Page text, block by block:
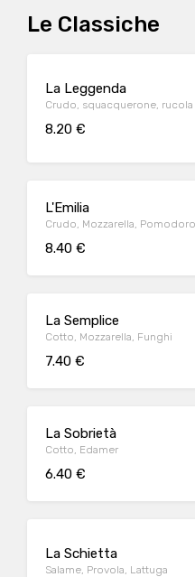
Le Classiche
La Leggenda
Crudo, squacquerone, rucola
8.20 €
L'Emilia
Crudo, Mozzarella,
8.40 €
La Semplice
Cotto, Mozzarella, Funghi
7.40 €
La Sobrietà
Cotto, Edamer
6.40 €
La Schietta
Salame, Provola, Lattuga